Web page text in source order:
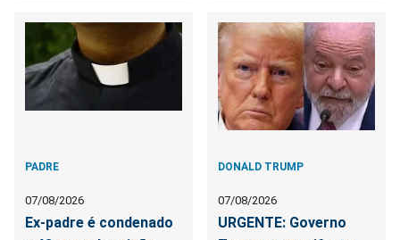
PADRE
07/08/2026
Ex-padre é condenado
DONALD TRUMP
07/08/2026
URGENTE: Governo